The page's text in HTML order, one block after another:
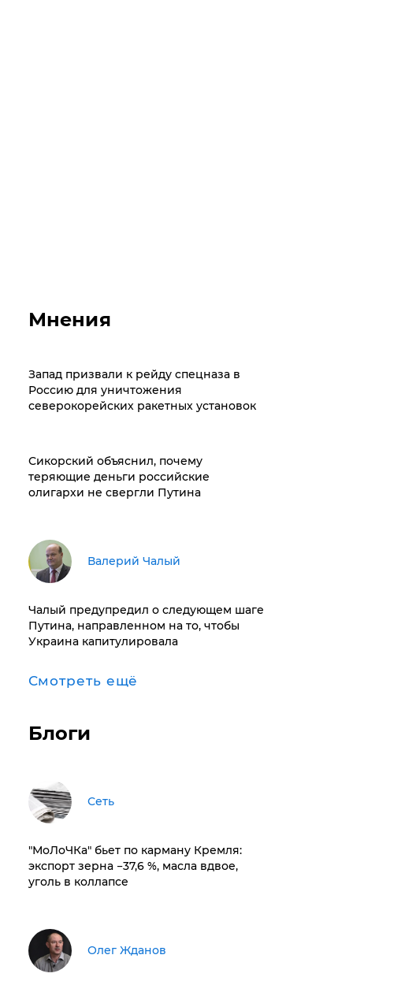
Мнения
Запад призвали к рейду спецназа в
Россию для уничтожения
северокорейских ракетных установок
Сикорский объяснил, почему
теряющие деньги российские
олигархи не свергли Путина
Валерий Чалый
Чалый предупредил о следующем шаге
Путина, направленном на то, чтобы
Украина капитулировала
Смотреть ещё
Блоги
Сеть
​"МоЛоЧКа" бьет по карману Кремля:
экспорт зерна −37,6 %, масла вдвое,
уголь в коллапсе
Олег Жданов